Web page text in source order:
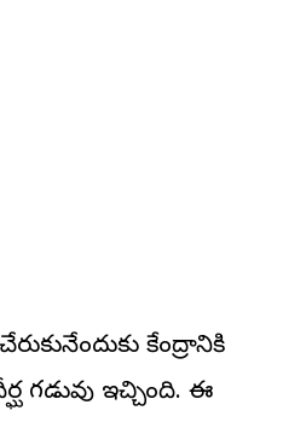
కేంద్రానికి
గడువు ఇచ్చింది. ఈ